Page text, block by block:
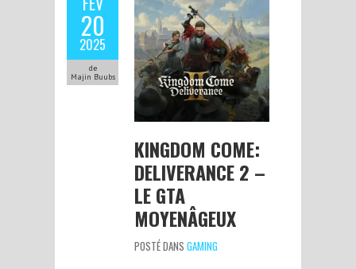
20
2025
de
Majin Buubs
KINGDOM COME:
DELIVERANCE 2 –
LE GTA
MOYENÂGEUX
POSTÉ DANS GAMING